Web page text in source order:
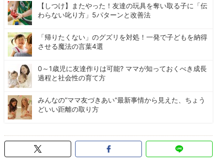
【しつけ】またやった！友達の玩具を奪い取る子に「伝
わらない叱り方」5パターンと改善法
「帰りたくない」のグズリを対処！一発で子どもを納得
させる魔法の言葉4選
0～1歳児に友達作りは可能? ママが知っておくべき成長
過程と社会性の育て方
みんなの”ママ友づきあい”最新事情から見えた、ちょう
どいい距離の取り方